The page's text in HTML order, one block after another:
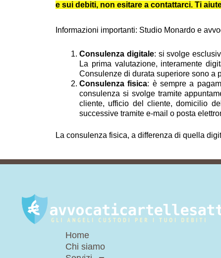
e sui debiti, non esitare a contattarci. Ti
Informazioni importanti: Studio Monardo e
Consulenza digitale: si svolge
La prima valutazione, interamente
Consulenze di durata superiore sono a
Consulenza fisica: è sempre a
consulenza si svolge tramite
cliente, ufficio del cliente, domicilio
successive tramite e-mail o posta
La consulenza fisica, a differenza di quella
Home
Chi siamo